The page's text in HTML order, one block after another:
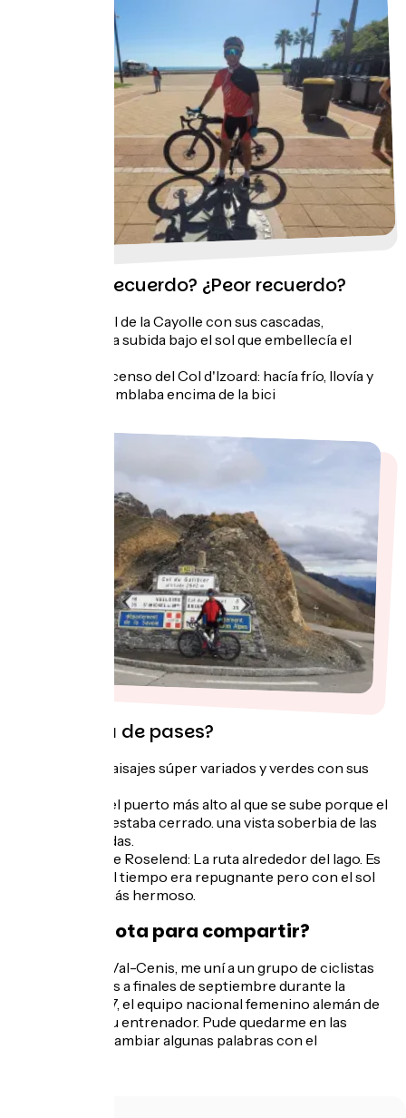
¿Su mejor recuerdo? ¿Peor recuerdo?
Lo mejor: el Col de la Cayolle con sus cascadas,
marmotas y una subida bajo el sol que embellecía el
Lo peor: el descenso del Col d'Izoard: hacía frío, llovía y
había niebla. Temblaba encima de la bici
¿Su trifecta de pases?
1/ La Cayolle: paisajes súper variados y verdes con sus
2/ Le Galibier: el puerto más alto al que se sube porque el
Col de l'Iseran estaba cerrado. una vista soberbia de las
cumbres nevadas.
3/ Le Cormet de Roselend: La ruta alrededor del lago. Es
una pena que el tiempo era repugnante pero con el sol
debe ser aún más hermoso.
Una anécdota para compartir?
En la salida en Val-Cenis, me uní a un grupo de ciclistas
(hay muy pocos a finales de septiembre durante la
semana). Eran 7, el equipo nacional femenino alemán de
skicross con su entrenador. Pude quedarme en las
ruedas e intercambiar algunas palabras con el